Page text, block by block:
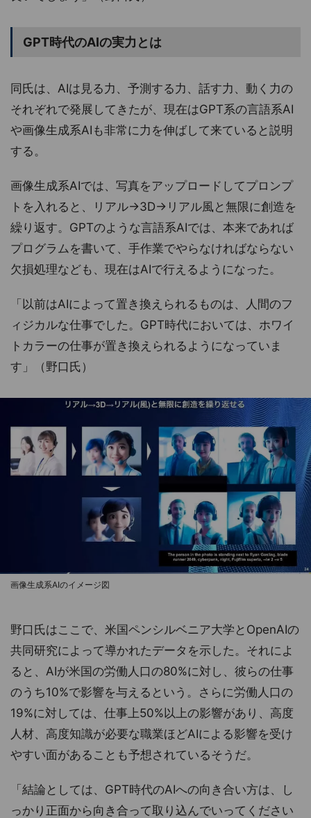
GPT時代のAIの実力とは
同氏は、AIは見る力、予測する力、話す力、動く力の
それぞれで発展してきたが、現在はGPT系の言語系AI
や画像生成系AIも非常に力を伸ばして来ていると説明
する。
画像生成系AIでは、写真をアップロードしてプロンプ
トを入れると、リアル→3D→リアル風と無限に創造を
繰り返す。GPTのような言語系AIでは、本来であれば
プログラムを書いて、手作業でやらなければならない
欠損処理なども、現在はAIで行えるようになった。
「以前はAIによって置き換えられるものは、人間のフ
ィジカルな仕事でした。GPT時代においては、ホワイ
トカラーの仕事が置き換えられるようになっていま
す」（野口氏）
画像生成系AIのイメージ図
野口氏はここで、米国ペンシルベニア大学とOpenAIの
共同研究によって導かれたデータを示した。それによ
ると、AIが米国の労働人口の80%に対し、彼らの仕事
のうち10%で影響を与えるという。さらに労働人口の
19%に対しては、仕事上50%以上の影響があり、高度
人材、高度知識が必要な職業ほどAIによる影響を受け
やすい面があることも予想されているそうだ。
「結論としては、GPT時代のAIへの向き合い方は、し
っかり正面から向き合って取り込んでいってください